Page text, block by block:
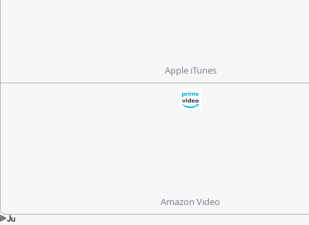
Apple iTunes
Amazon Video